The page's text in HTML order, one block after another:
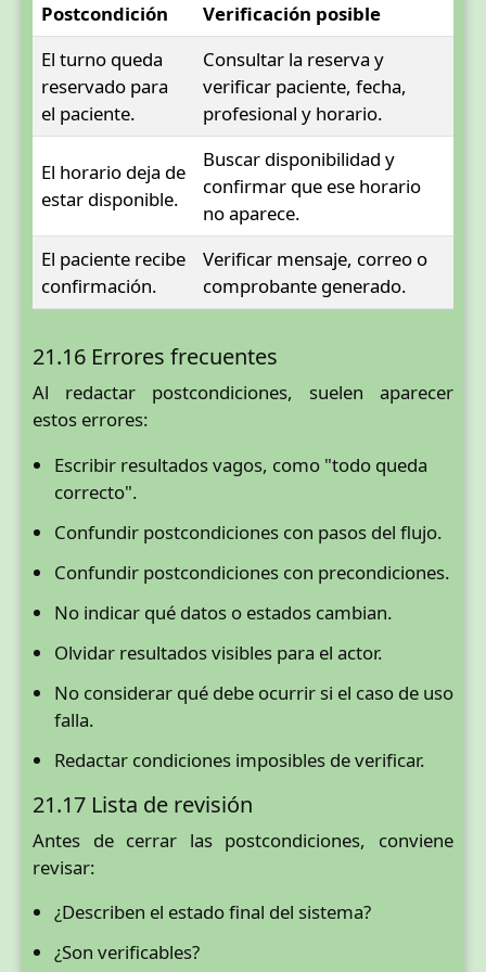
Postcondición
Verificación posible
El turno queda
reservado para
el paciente.
Consultar la reserva y
verificar paciente, fecha,
profesional y horario.
El horario deja de
estar disponible.
Buscar disponibilidad y
confirmar que ese horario
no aparece.
El paciente recibe
confirmación.
Verificar mensaje, correo o
comprobante generado.
21.16 Errores frecuentes
Al redactar postcondiciones, suelen aparecer
estos errores:
Escribir resultados vagos, como "todo queda
correcto".
Confundir postcondiciones con pasos del flujo.
Confundir postcondiciones con precondiciones.
No indicar qué datos o estados cambian.
Olvidar resultados visibles para el actor.
No considerar qué debe ocurrir si el caso de uso
falla.
Redactar condiciones imposibles de verificar.
21.17 Lista de revisión
Antes de cerrar las postcondiciones, conviene
revisar:
¿Describen el estado final del sistema?
¿Son verificables?